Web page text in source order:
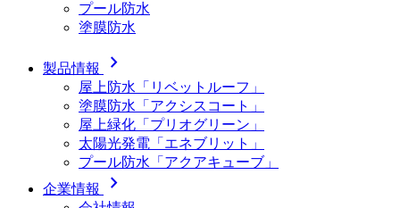
プール防水
塗膜防水
製品情報 chevron_right
屋上防水「リベットルーフ」
塗膜防水「アクシスコート」
屋上緑化「プリオグリーン」
太陽光発電「エネブリット」
プール防水「アクアキューブ」
企業情報
chevron_right